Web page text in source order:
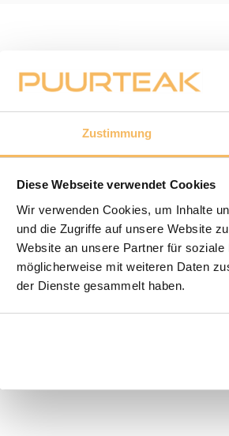
Zustimmung
Diese Webseite verwendet Cookies
Wir verwenden Cookies, um Inhalte
und die Zugriffe auf unsere Website
Website an unsere Partner für
möglicherweise mit weiteren Daten
der Dienste gesammelt haben.
auf0
Ihre